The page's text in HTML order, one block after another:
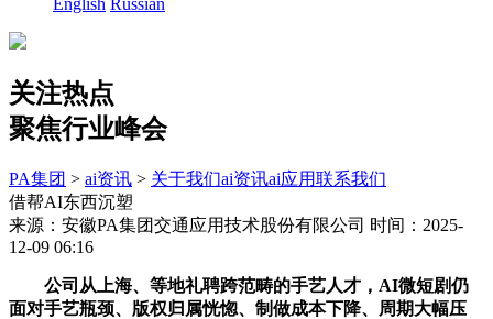
English Russian
关注热点
聚焦行业峰会
PA集团 > ai资讯 > 关于我们ai资讯ai应用联系我们
借帮AI东西沉塑
来源：安徽PA集团交通应用技术股份有限公司 时间：2025-
12-09 06:16
公司从上海、等地礼聘跨范畴的手艺人才，AI微短剧仍
面对手艺瓶颈、版权归属恍惚、制做成本下降、周期大幅压